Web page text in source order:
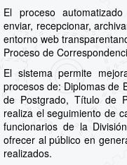
El proceso
enviar, recepcionar,
entorno web
Proceso de
El sistema permite
procesos de: Diplomas de
de Postgrado, Título de
realiza el seguimiento de
funcionarios de la
ofrecer al público en
realizados.